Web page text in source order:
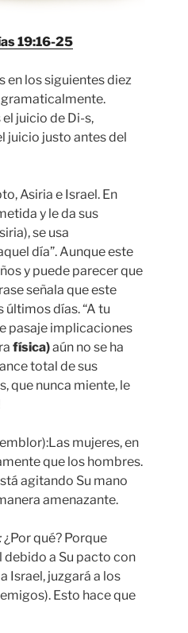
19:16-25
en los siguientes diez
juicio de Di-s,
juicio justo antes del
Asiria e Israel. En
y le da sus
se usa
día”. Aunque este
y puede parecer que
señala que este
días. “A tu
pasaje implicaciones
física)aún no se ha
total de sus
que nunca miente, le
mujeres, en
que los hombres.
agitando Su mano
amenazante.
¿Por qué? Porque
debido a Su pacto con
Israel, juzgará a los
Esto hace que